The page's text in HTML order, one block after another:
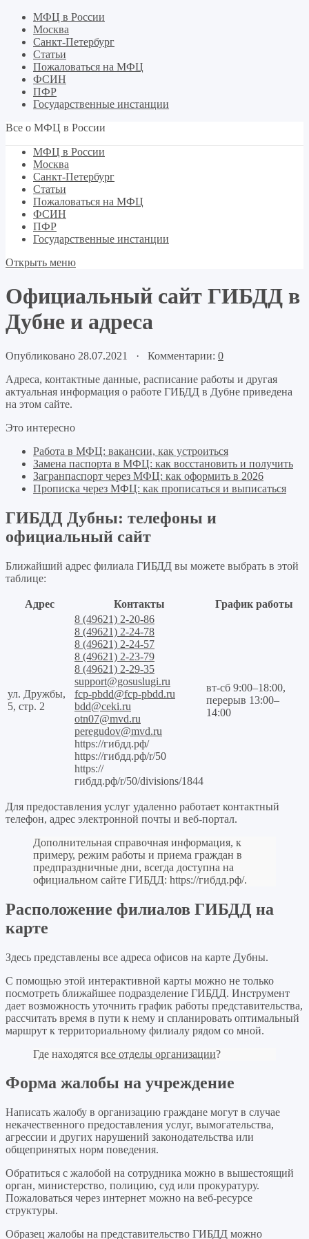
МФЦ в России
Москва
Санкт-Петербург
Статьи
Пожаловаться на МФЦ
ФСИН
ПФР
Государственные инстанции
Все о МФЦ в России
МФЦ в России
Москва
Санкт-Петербург
Статьи
Пожаловаться на МФЦ
ФСИН
ПФР
Государственные инстанции
Открыть меню
Официальный сайт ГИБДД в
Дубне и адреса
Опубликовано 28.07.2021 · Комментарии: 0
Адреса, контактные данные, расписание работы и другая
актуальная информация о работе ГИБДД в Дубне приведена
на этом сайте.
Это интересно
Работа в МФЦ: вакансии, как устроиться
Замена паспорта в МФЦ: как восстановить и получить
Загранпаспорт через МФЦ: как оформить в 2026
Прописка через МФЦ: как прописаться и выписаться
ГИБДД Дубны: телефоны и
официальный сайт
Ближайший адрес филиала ГИБДД вы можете выбрать в этой
таблице:
Адрес Контакты График работы
ул. Дружбы,
5, стр. 2
8 (49621) 2-20-86
8 (49621) 2-24-78
8 (49621) 2-24-57
8 (49621) 2-23-79
8 (49621) 2-29-35
support@gosuslugi.ru
fcp-pbdd@fcp-pbdd.ru
bdd@ceki.ru
otn07@mvd.ru
peregudov@mvd.ru
https://гибдд.рф/
https://гибдд.рф/r/50
https://
гибдд.рф/r/50/divisions/1844
вт-сб 9:00–18:00,
перерыв 13:00–
14:00
Для предоставления услуг удаленно работает контактный
телефон, адрес электронной почты и веб-портал.
Дополнительная справочная информация, к
примеру, режим работы и приема граждан в
предпраздничные дни, всегда доступна на
официальном сайте ГИБДД: https://гибдд.рф/.
Расположение филиалов ГИБДД на
карте
Здесь представлены все адреса офисов на карте Дубны.
С помощью этой интерактивной карты можно не только
посмотреть ближайшее подразделение ГИБДД. Инструмент
дает возможность уточнить график работы представительства,
рассчитать время в пути к нему и спланировать оптимальный
маршрут к территориальному филиалу рядом со мной.
Где находятся все отделы организации?
Форма жалобы на учреждение
Написать жалобу в организацию граждане могут в случае
некачественного предоставления услуг, вымогательства,
агрессии и других нарушений законодательства или
общепринятых норм поведения.
Обратиться с жалобой на сотрудника можно в вышестоящий
орган, министерство, полицию, суд или прокуратуру.
Пожаловаться через интернет можно на веб-ресурсе
структуры.
Образец жалобы на представительство ГИБДД можно